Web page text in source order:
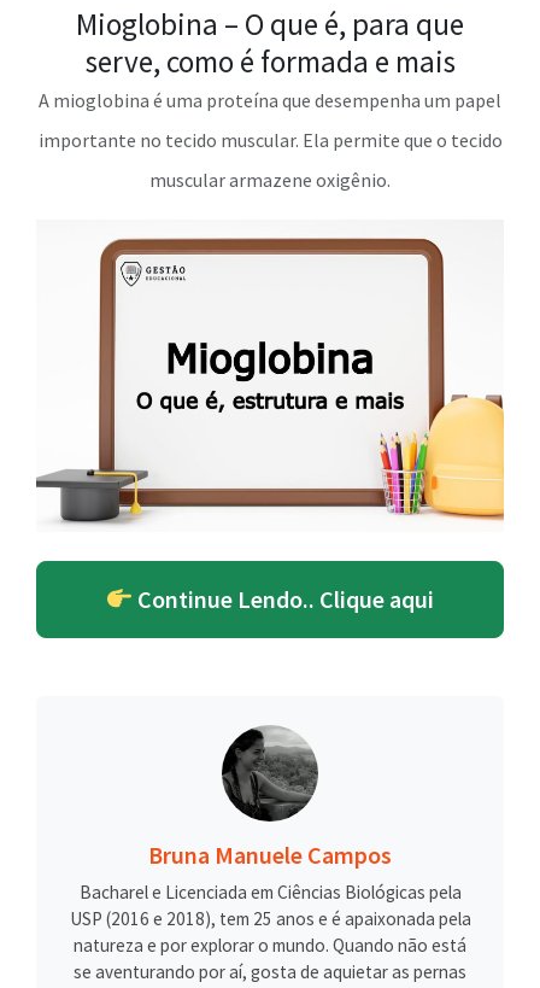
Mioglobina – O que é, para que
serve, como é formada e mais
A mioglobina é uma proteína que desempenha um papel
importante no tecido muscular. Ela permite que o tecido
muscular armazene oxigênio.
Continue Lendo.. Clique aqui
Bruna Manuele Campos
Bacharel e Licenciada em Ciências Biológicas pela
USP (2016 e 2018), tem 25 anos e é apaixonada pela
natureza e por explorar o mundo. Quando não está
se aventurando por aí, gosta de aquietar as pernas